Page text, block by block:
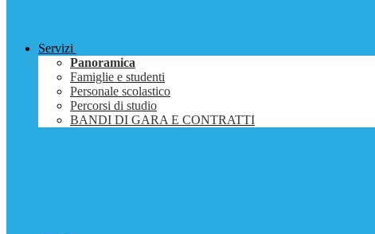
Servizi
Panoramica
Famiglie e studenti
Personale scolastico
Percorsi di studio
BANDI DI GARA E CONTRATTI